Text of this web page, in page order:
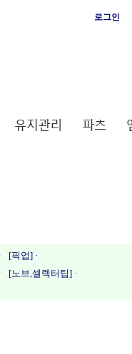
로그인
[픽업] ·
[노브,셀렉터팁] ·